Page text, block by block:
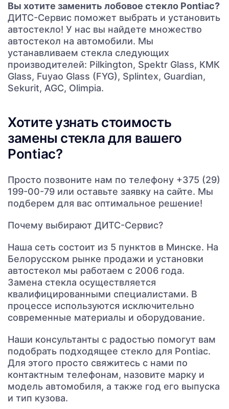
Вы хотите заменить лобовое стекло Pontiac?
ДИТС-Сервис поможет выбрать и установить
автостекло! У нас вы найдете множество
автостекол на автомобили. Мы
устанавливаем стекла следующих
производителей: Pilkington, Spektr Glass, КМК
Glass, Fuyao Glass (FYG), Splintex, Guardian,
Sekurit, AGC, Olimpia.
Хотите узнать стоимость
замены стекла для вашего
Pontiac?
Просто позвоните нам по телефону +375 (29)
199-00-79 или оставьте заявку на сайте. Мы
подберем для вас оптимальное решение!
Почему выбирают ДИТС-Сервис?
Наша сеть состоит из 5 пунктов в Минске. На
Белорусском рынке продажи и установки
автостекол мы работаем с 2006 года.
Замена стекла осуществляется
квалифицированными специалистами. В
процессе используются исключительно
современные материалы и оборудование.
Наши консультанты с радостью помогут вам
подобрать подходящее стекло для Pontiac.
Для этого просто свяжитесь с нами по
контактным телефонам, назовите марку и
модель автомобиля, а также год его выпуска
и тип кузова.